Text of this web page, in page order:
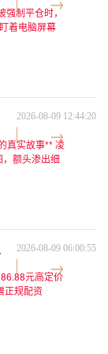
强制平仓时，
着电脑屏幕
接到配资公
保证金账户
利刃，瞬间
的数字红线，
2026-08-09 12:44:20
真实故事** 凌
，额头渗出细
杠杆做多黄
价在15分钟内
原本计划的
带来超额收
解析 2026-08-09 06:00:55
元高定价
正规配资
中旬已有89
以高溢价效
密激光器研